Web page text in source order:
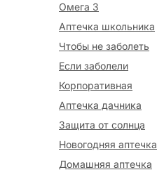
Омега 3
Аптечка школьника
Чтобы не заболеть
Если заболели
Корпоративная
Аптечка дачника
Защита от солнца
Новогодняя аптечка
Домашняя аптечка